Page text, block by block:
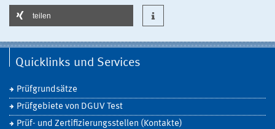
teilen
Quicklinks und Services
Prüfgrundsätze
Prüfgebiete von DGUV Test
Prüf- und Zertifizierungsstellen (Kontakte)